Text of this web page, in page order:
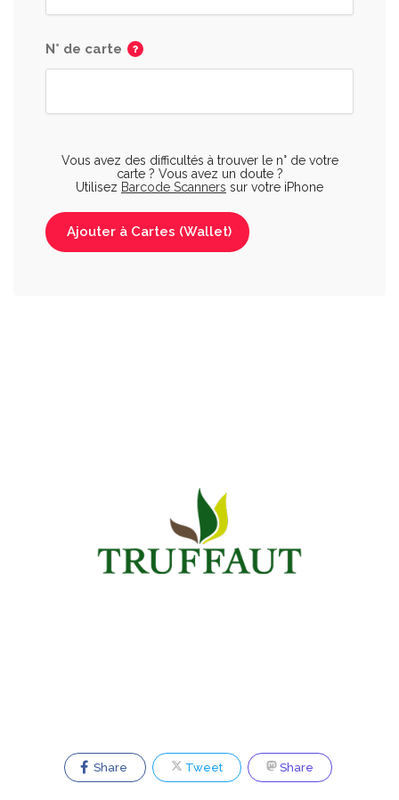
N° de carte
Vous avez des difficultés à trouver le n° de votre
carte ? Vous avez un doute ?
Utilisez Barcode Scanners sur votre iPhone
Ajouter à Cartes (Wallet)
Share Tweet Share